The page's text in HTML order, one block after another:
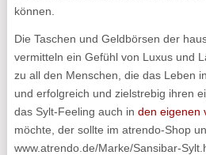
können.
Die Taschen und Geldbörsen der
vermitteln ein Gefühl von Luxus und
zu all den Menschen, die das Leben
und erfolgreich und zielstrebig ihren
das Sylt-Feeling auch in den eigenen
möchte, der sollte im atrendo-Shop
www.atrendo.de/Marke/Sansibar-